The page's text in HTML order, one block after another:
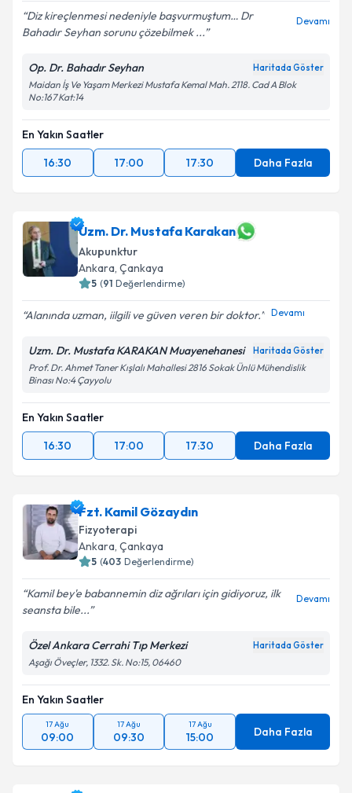
Diz kireçlenmesi nedeniyle başvurmuştum… Dr
Bahadır Seyhan sorunu çözebilmek ...
Devamı
Op. Dr. Bahadır Seyhan Haritada Göster
Maidan İş Ve Yaşam Merkezi Mustafa Kemal Mah. 2118. Cad A Blok
No:167 Kat:14
En Yakın Saatler
16:30
17:00 17:30 Daha Fazla
Uzm. Dr. Mustafa Karakan
Akupunktur
Ankara, Çankaya
5 (91 Değerlendirme)
Alanında uzman, iilgili ve güven veren bir doktor. Devamı
Uzm. Dr. Mustafa KARAKAN Muayenehanesi Haritada Göster
Prof. Dr. Ahmet Taner Kışlalı Mahallesi 2816 Sokak Ünlü Mühendislik
Binası No:4 Çayyolu
En Yakın Saatler
16:30
17:00 17:30 Daha Fazla
Fzt. Kamil Gözaydın
Fizyoterapi
Ankara, Çankaya
5 (403 Değerlendirme)
Kamil bey'e babannemin diz ağrıları için gidiyoruz, ilk
seansta bile...
Devamı
Özel Ankara Cerrahi Tıp Merkezi Haritada Göster
Aşağı Öveçler, 1332. Sk. No:15, 06460
En Yakın Saatler
17 Ağu
09:00
17 Ağu
09:30
17 Ağu
15:00 Daha Fazla